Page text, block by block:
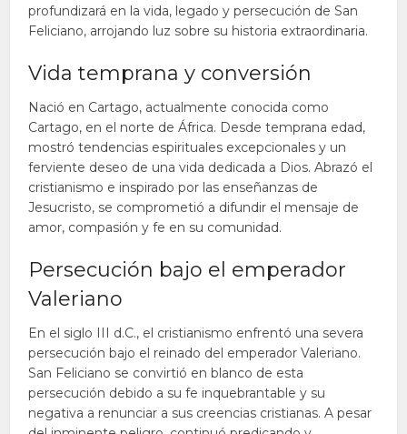
profundizará en la vida, legado y persecución de San
Feliciano, arrojando luz sobre su historia extraordinaria.
Vida temprana y conversión
Nació en Cartago, actualmente conocida como
Cartago, en el norte de África. Desde temprana edad,
mostró tendencias espirituales excepcionales y un
ferviente deseo de una vida dedicada a Dios. Abrazó el
cristianismo e inspirado por las enseñanzas de
Jesucristo, se comprometió a difundir el mensaje de
amor, compasión y fe en su comunidad.
Persecución bajo el emperador
Valeriano
En el siglo III d.C., el cristianismo enfrentó una severa
persecución bajo el reinado del emperador Valeriano.
San Feliciano se convirtió en blanco de esta
persecución debido a su fe inquebrantable y su
negativa a renunciar a sus creencias cristianas. A pesar